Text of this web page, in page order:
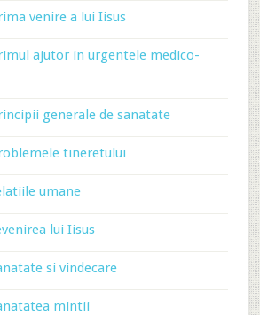
venire a lui Iisus
ajutor in urgentele medico-
generale de sanatate
tineretului
umane
lui Iisus
si vindecare
mintii